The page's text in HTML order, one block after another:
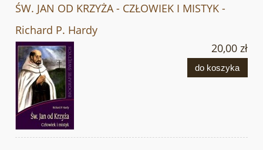
ŚW. JAN OD KRZYŻA - CZŁOWIEK I MISTYK -
Richard P. Hardy
20,00 zł
do koszyka